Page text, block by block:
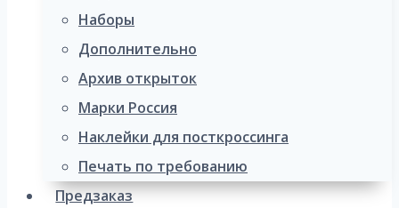
Наборы
Дополнительно
Архив открыток
Марки Россия
Наклейки для посткроссинга
Печать по требованию
Предзаказ